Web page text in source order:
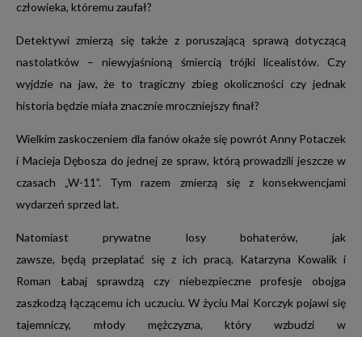
SHOW TV
SPONSORING
OFERTA PROGRAMOWA
człowieka, któremu zaufał?
Detektywi zmierzą się także z poruszającą sprawą dotyczącą
nastolatków – niewyjaśnioną śmiercią trójki licealistów. Czy
wyjdzie na jaw, że to tragiczny zbieg okoliczności czy jednak
historia będzie miała znacznie mroczniejszy finał?
Wielkim zaskoczeniem dla fanów okaże się powrót Anny Potaczek
i Macieja Dębosza do jednej ze spraw, którą prowadzili jeszcze w
czasach „W-11”. Tym razem zmierzą się z konsekwencjami
wydarzeń sprzed lat.
Natomiast prywatne losy bohaterów, jak
zawsze, będą przeplatać się z ich pracą. Katarzyna Kowalik i
Roman Łabaj sprawdzą czy niebezpieczne profesje obojga
zaszkodzą łączącemu ich uczuciu. W życiu Mai Korczyk pojawi się
tajemniczy, młody mężczyzna, który wzbudzi w